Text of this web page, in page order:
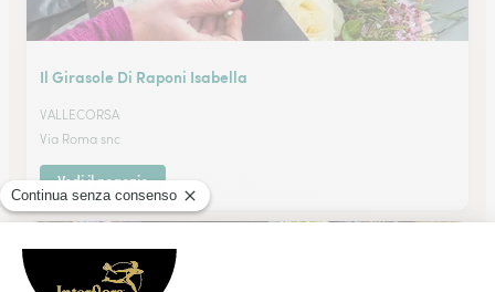
Il Girasole Di Raponi Isabella
VALLECORSA
Via Roma snc
Vedi il negozio